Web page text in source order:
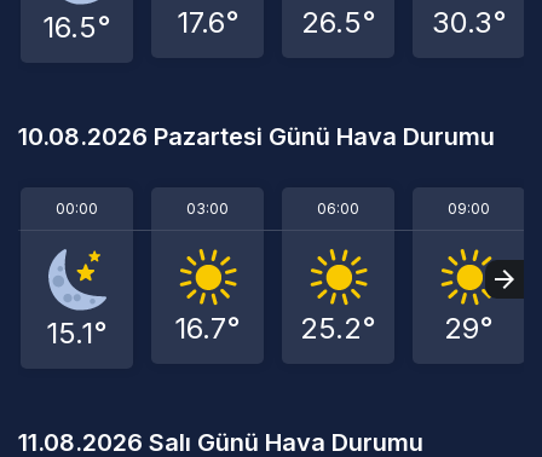
16.5° 17.6° 26.5° 30.3°
10.08.2026 Pazartesi Günü Hava Durumu
00:00
15.1°
03:00
16.7°
06:00
25.2°
09:00
29°
11.08.2026 Salı Günü Hava Durumu